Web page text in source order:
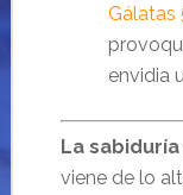
Gálatas
envidia
La
viene de lo